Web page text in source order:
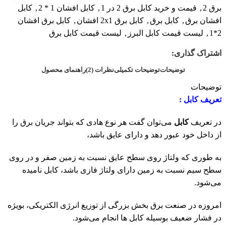
برق 2
, قیمت و خرید کابل برق 2 در 1 , کابل افشان 1 * 2 , کابل
افشان برق , کابل برق , کابل برق 2x1 افشان , کابل برق افشان
2*1
, لیست قیمت کابل البرز , لیست قیمت کابل برق
اشتراک گذاری:
توضیحاتتوضیحات تکمیلینظرات (2) راهنمای محصول
توضیحات
تعریف کابل :
در تعریفکابل می‌توان گفت هر نوع هادی که بتواند جریان برق را
از داخل خود عبور دهد و دارای عایق باشد،
به طوری که ولتاژ روی سطح عایق نسبت به زمین صفر و در روی
سطح سیم نسبت به زمین دارای ولتاژ فازی باشد، کابل نامیده
می‌شود.
امروزه در صنعت برق بخش بزرگی از توزیع انرژی الکتریکی، بویژه
در فشار ضعیف بوسیله کابل ها انجام می‌شود.